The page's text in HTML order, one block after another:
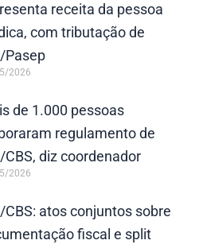
receita da pessoa
com tributação de
Pasep
2026
de 1.000 pessoas
regulamento de
CBS, diz coordenador
2026
CBS: atos conjuntos sobre
fiscal e split